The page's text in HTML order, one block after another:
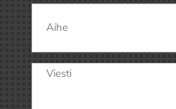
Viesti(Pakollinen)